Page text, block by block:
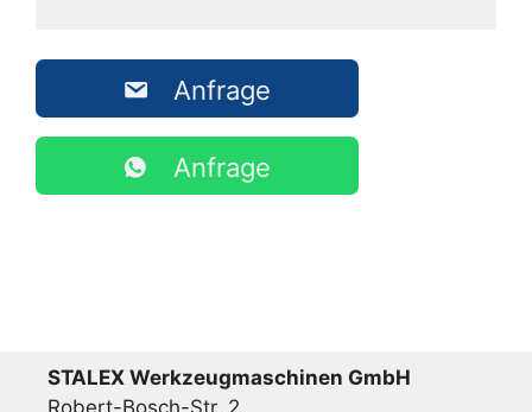
Anfrage
Anfrage
STALEX Werkzeugmaschinen GmbH
Robert-Bosch-Str. 2